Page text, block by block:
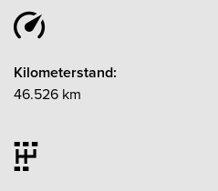
Kilometerstand:
46.526 km